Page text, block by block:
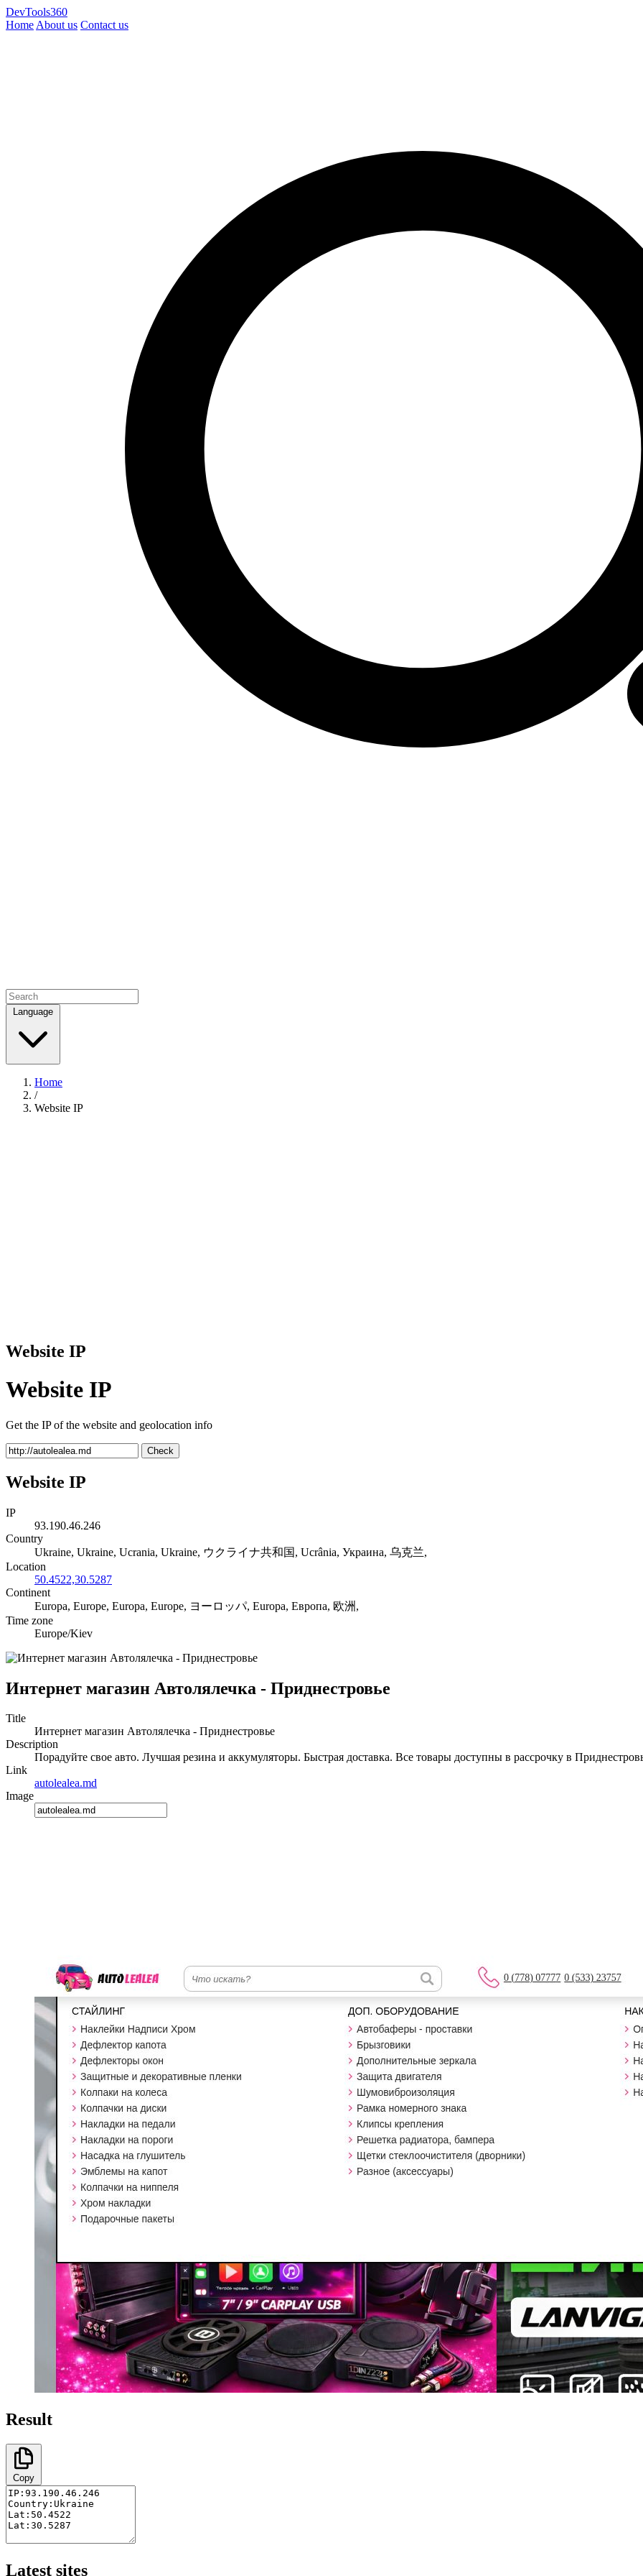
DevTools360
Home About us Contact us
Language
Home
/
Website IP
Website IP
Website IP
Get the IP of the website and geolocation info
Check
Website IP
IP
93.190.46.246
Country
Ukraine, Ukraine, Ucrania, Ukraine, ウクライナ共和国, Ucrânia, Украина, 乌克兰,
Location
50.4522,30.5287
Continent
Europa, Europe, Europa, Europe, ヨーロッパ, Europa, Европа, 欧洲,
Time zone
Europe/Kiev
Интернет магазин Автолялечка - Приднестровье
Title
Интернет магазин Автолялечка - Приднестровье
Description
Порадуйте свое авто. Лучшая резина и аккумуляторы. Быстрая доставка. Все товары доступны в рассрочку в
Link
autolealea.md
Image
Result
Copy
Latest sites